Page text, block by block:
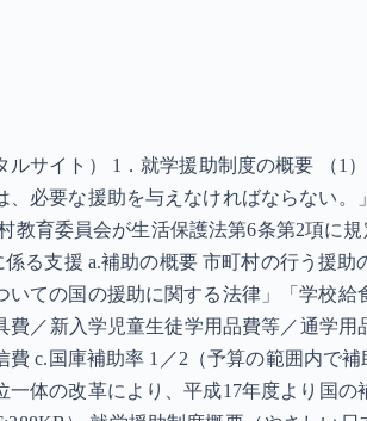
サイト） 1．就学援助制度の概要 （
、必要な援助を与えなければならない
教育委員会が生活保護法第6条第2項
る支援 a.補助の概要 市町村の行う援
ての国の援助に関する法律」「学校
／新入学児童生徒学用品費等／通学
c.国庫補助率 1／2（予算の範囲内で
体の改革により、平成17年度より国